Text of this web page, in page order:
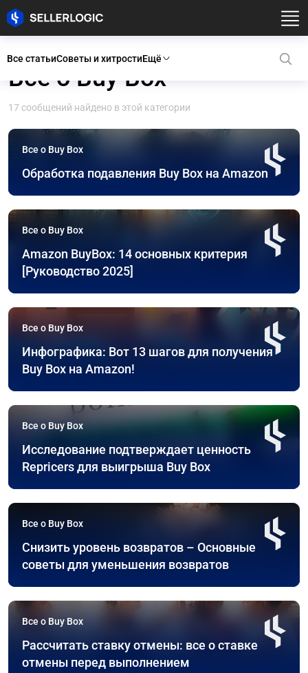
Все статьиСоветы и хитростиЕщё
Все о Buy Box
17 сообщений найдено в этой категории
Все о Buy Box
Обработка подавления Buy Box на Amazon
Все о Buy Box
Amazon BuyBox: 14 основных критерия
[Руководство 2025]
Все о Buy Box
Инфографика: Вот 13 шагов для получения
Buy Box на Amazon!
Все о Buy Box
Исследование подтверждает ценность
Repricers для выигрыша Buy Box
Все о Buy Box
Снизить уровень возвратов – Основные
советы для уменьшения возвратов
Все о Buy Box
Рассчитать ставку отмены: все о ставке
отмены перед выполнением